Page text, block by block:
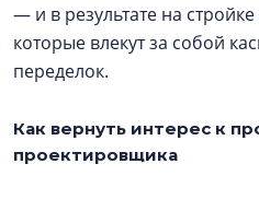
— и в результате на
которые влекут за собой
переделок.
Как вернуть интерес к
проектировщика